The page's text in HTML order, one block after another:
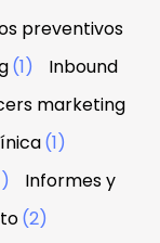
preventivos
(1)
Inbound
marketing
(1)
Informes y
(2)